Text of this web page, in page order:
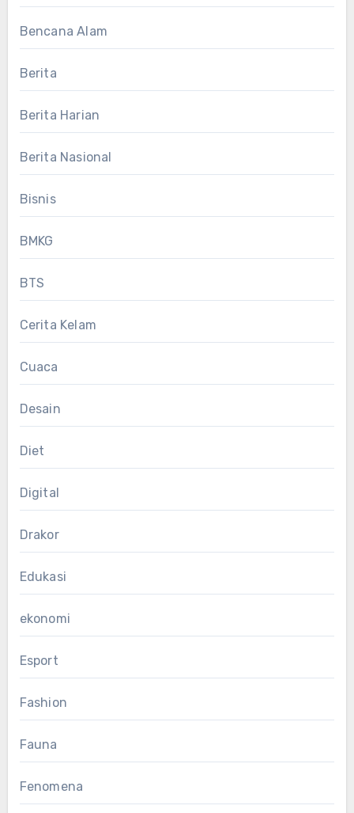
Bencana Alam
Berita
Berita Harian
Berita Nasional
Bisnis
BMKG
BTS
Cerita Kelam
Cuaca
Desain
Diet
Digital
Drakor
Edukasi
ekonomi
Esport
Fashion
Fauna
Fenomena